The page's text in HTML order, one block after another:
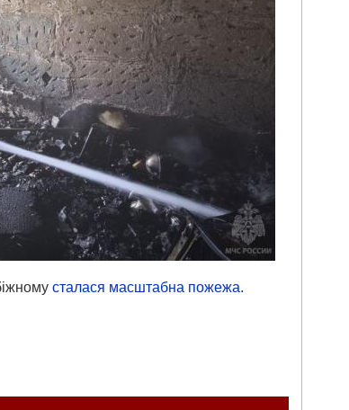
сталася масштабна пожежа.